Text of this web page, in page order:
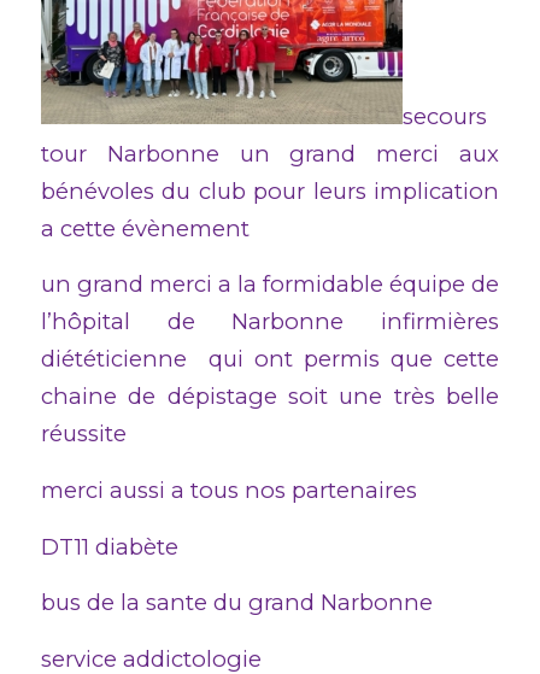
secours
tour Narbonne un grand merci aux
bénévoles du club pour leurs implication
a cette évènement
un grand merci a la formidable équipe de
l’hôpital de Narbonne infirmières
diététicienne qui ont permis que cette
chaine de dépistage soit une très belle
réussite
merci aussi a tous nos partenaires
DT11 diabète
bus de la sante du grand Narbonne
service addictologie